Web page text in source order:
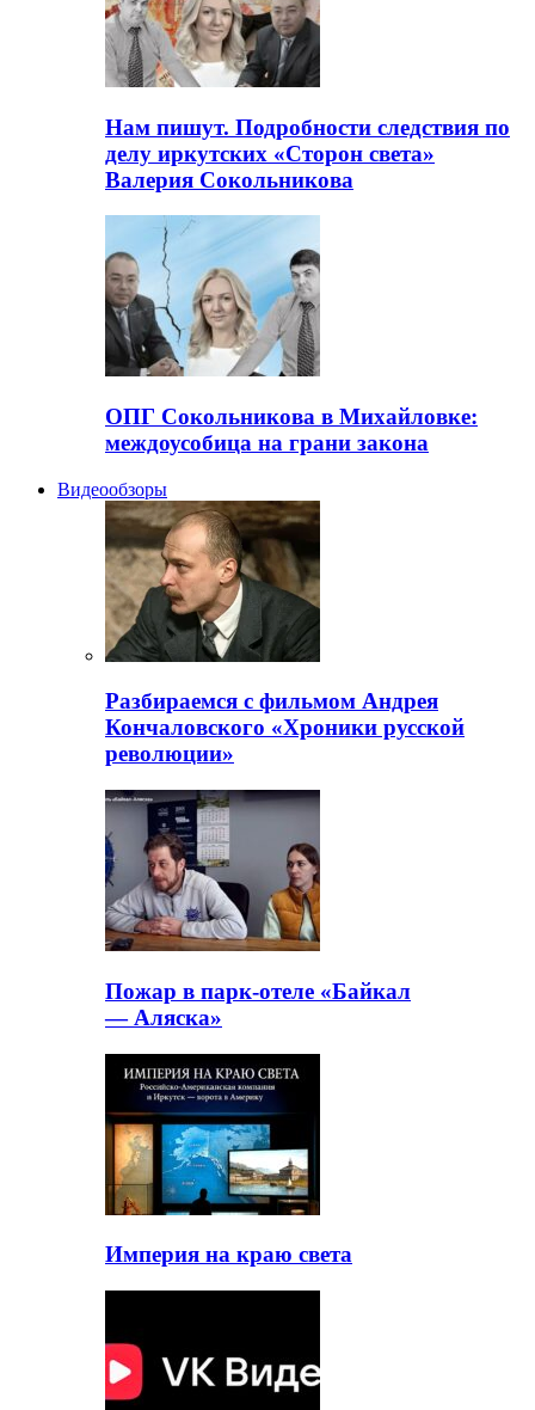
Нам пишут. Подробности следствия по
делу иркутских «Сторон света»
Валерия Сокольникова
ОПГ Сокольникова в Михайловке:
междоусобица на грани закона
Видеообзоры
Разбираемся с фильмом Андрея
Кончаловского «Хроники русской
революции»
Пожар в парк-отеле «Байкал
— Аляска»
Империя на краю света